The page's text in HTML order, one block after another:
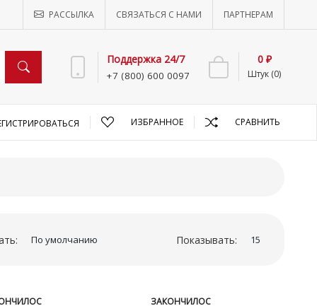
РАССЫЛКА СВЯЗАТЬСЯ С НАМИ ПАРТНЕРАМ
Поддержка 24/7
+7 (800) 600 0097 Штук (0)
0 ₽
ИЗБРАННОЕ СРАВНИТЬ
Показывать:
ЗАКОНЧИЛОС